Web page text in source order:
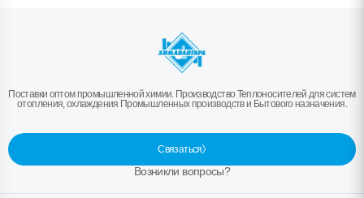
Поставки оптом промышленной химии. Производство Теплоносителей для систем
отопления, охлаждения Промышленных производств и Бытового назначения.
Связаться
Возникли вопросы?